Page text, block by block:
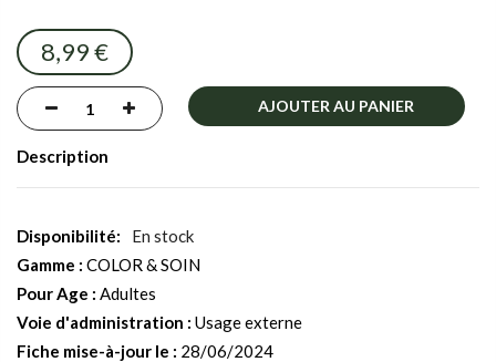
8,99 €
AJOUTER AU PANIER
Description
En stock
Gamme : COLOR & SOIN
Pour Age : Adultes
Voie d'administration : Usage externe
Fiche mise-à-jour le : 28/06/2024